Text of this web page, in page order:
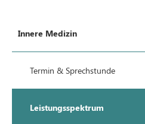
Innere Medizin
Termin & Sprechstunde
Leistungsspektrum